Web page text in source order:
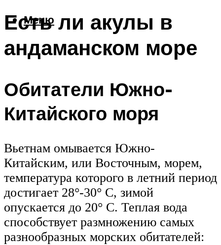
Меню
Есть ли акулы в
андаманском море
Обитатели Южно-
Китайского моря
Вьетнам омывается Южно-
Китайским, или Восточным, морем,
температура которого в летний период
достигает 28°-30° C, зимой
опускается до 20° C. Теплая вода
способствует размножению самых
разнообразных морских обитателей: